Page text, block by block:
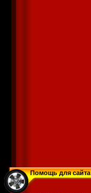
Помощь для сайта